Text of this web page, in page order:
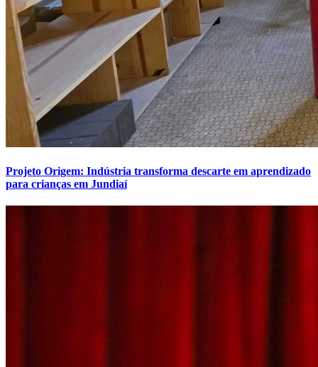
Projeto Origem: Indústria transforma descarte em aprendizado
para crianças em Jundiaí